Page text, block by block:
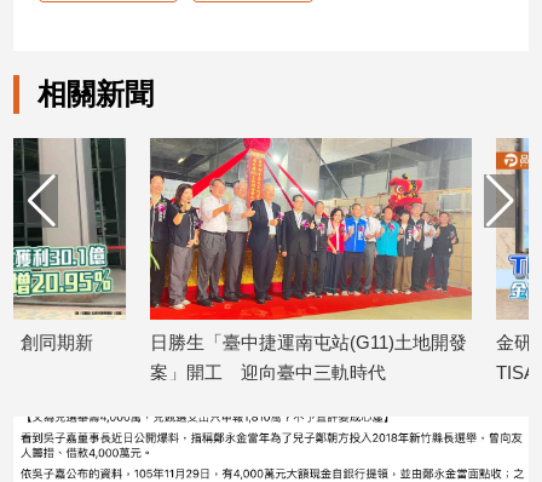
行/
時
追
星
生
活
室
內
設
相關新聞
日勝生「臺中捷運南屯站(G11)土地開發
案」開工 迎向臺中三軌時代
金研院、集保、
TISA金融教育